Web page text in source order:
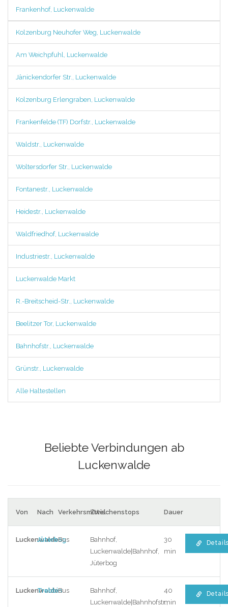
Frankenhof, Luckenwalde
Kolzenburg Neuhofer Weg, Luckenwalde
Am Weichpfuhl, Luckenwalde
Jänickendorfer Str., Luckenwalde
Kolzenburg Erlengraben, Luckenwalde
Frankenfelde (TF) Dorfstr., Luckenwalde
Waldstr., Luckenwalde
Woltersdorfer Str., Luckenwalde
Fontanestr., Luckenwalde
Heidestr., Luckenwalde
Waldfriedhof, Luckenwalde
Industriestr., Luckenwalde
Luckenwalde Markt
R.-Breitscheid-Str., Luckenwalde
Beelitzer Tor, Luckenwalde
Bahnhofstr., Luckenwalde
Grünstr., Luckenwalde
Alle Haltestellen
Beliebte Verbindungen ab
Luckenwalde
Von Nach VerkehrsmittelZwischenstops Dauer
Luckenwalde
Jüterbog
Bus
Bahnhof,
Luckenwalde|Bahnhof,
Jüterbog
30
min
Luckenwalde
TrebbinBus
Bahnhof,
Luckenwalde|Bahnhofstr.,
40
min